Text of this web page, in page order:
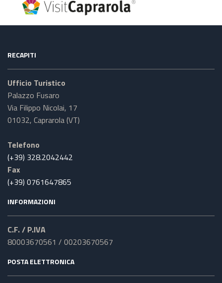
RECAPITI
Ufficio Turistico
Palazzo Fusaro
Via Filippo Nicolai, 17
01032, Caprarola (VT)
Telefono
(+39) 328.2042442
Fax
(+39) 0761647865
INFORMAZIONI
C.F. / P.IVA
80003670561 / 00203670567
POSTA ELETTRONICA